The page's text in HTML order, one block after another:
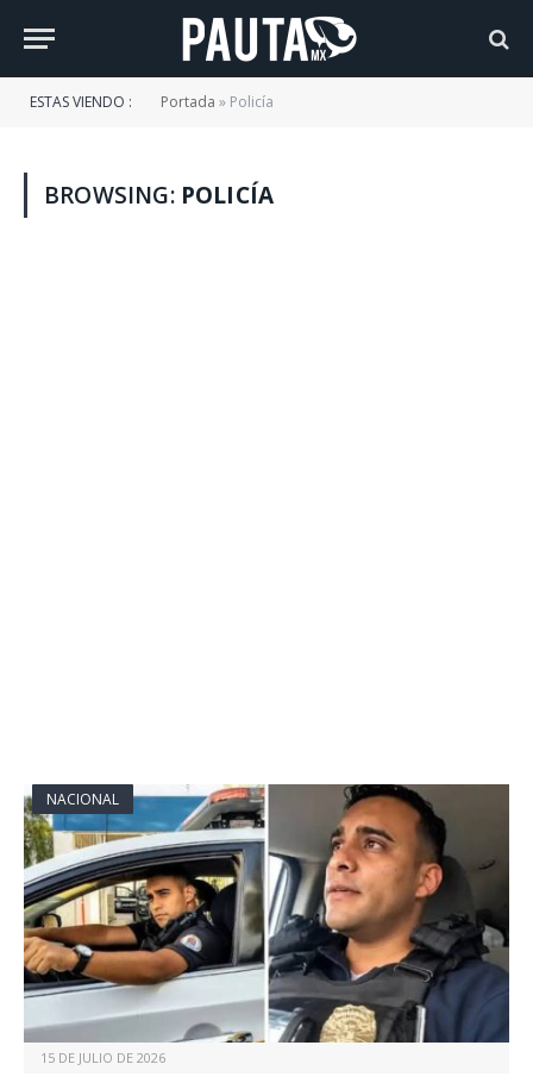
ESTAS VIENDO : Portada » Policía
BROWSING: POLICÍA
NACIONAL
15 DE JULIO DE 2026